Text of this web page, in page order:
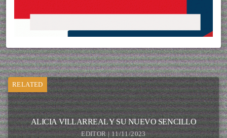
RELATED
ALICIA VILLARREAL Y SU NUEVO SENCILLO
EDITOR | 11/11/2023